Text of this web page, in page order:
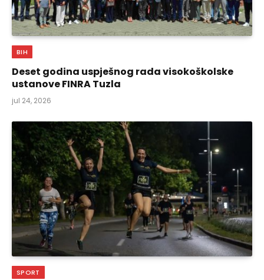
BIH
Deset godina uspješnog rada visokoškolske
ustanove FINRA Tuzla
jul 24, 2026
SPORT